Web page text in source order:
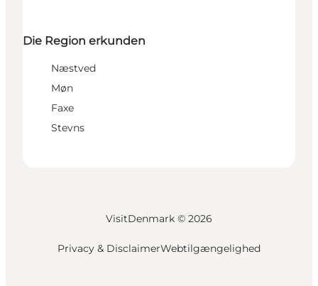
Die Region erkunden
Næstved
Møn
Faxe
Stevns
VisitDenmark © 2026
Privacy & DisclaimerWebtilgængelighed